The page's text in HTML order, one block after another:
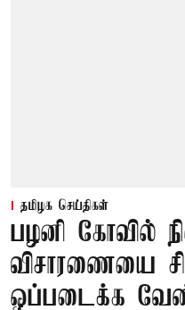
தமிழக செய்திகள்
பழனி கோவில்
விசாரணையை
ஒப்படைக்க